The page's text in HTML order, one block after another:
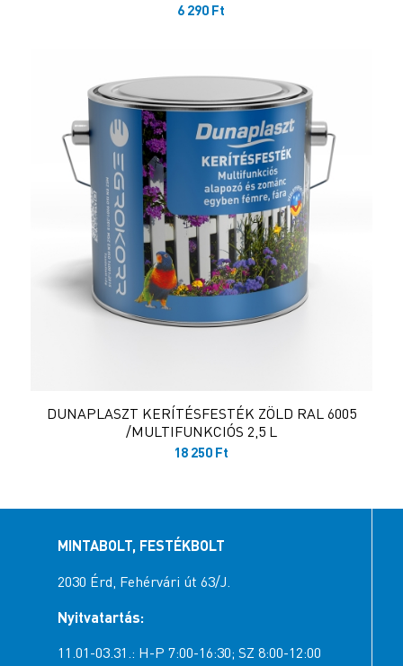
6 290 Ft
DUNAPLASZT KERÍTÉSFESTÉK ZÖLD RAL 6005
/MULTIFUNKCIÓS 2,5 L
18 250 Ft
MINTABOLT, FESTÉKBOLT
2030 Érd, Fehérvári út 63/J.
Nyitvatartás:
11.01-03.31.: H-P 7:00-16:30; SZ 8:00-12:00